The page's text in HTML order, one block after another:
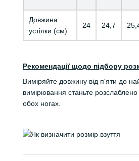
Довжина
устілки (см)
24 24,7
Рекомендації щодо підбору
Виміряйте довжину від п'яти до
вимірювання станьте розслаблено
обох ногах.